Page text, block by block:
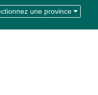
une province